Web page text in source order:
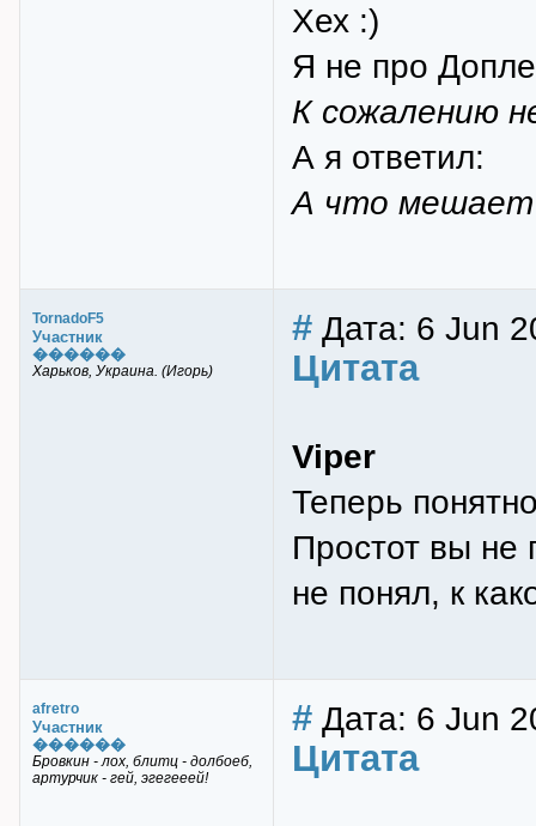
Хех :)
Я не про
К сожалению
А я ответил:
А что мешает
TornadoF5
Участник
������
Харьков, Украина. (Игорь)
# Дата: 6 Jun
Цитата
Viper
Теперь
Простот вы не
не понял, к
afretro
Участник
������
Бровкин - лох, блитц - долбоеб,
артурчик - гей, эгегееей!
# Дата: 6 Jun
Цитата